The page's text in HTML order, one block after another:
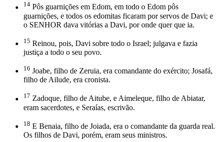
14 Pôs guarnições em Edom, em todo o Edom pôs
guarnições, e todos os edomitas ficaram por servos de Davi; e
o SENHOR dava vitórias a Davi, por onde quer que ia.
15 Reinou, pois, Davi sobre todo o Israel; julgava e fazia
justiça a todo o seu povo.
16 Joabe, filho de Zeruia, era comandante do exército; Josafá,
filho de Ailude, era cronista.
17 Zadoque, filho de Aitube, e Aimeleque, filho de Abiatar,
eram sacerdotes, e Seraías, escrivão.
18 E Benaia, filho de Joiada, era o comandante da guarda real.
Os filhos de Davi, porém, eram seus ministros.